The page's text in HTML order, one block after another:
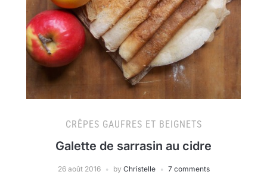
CRÊPES GAUFRES ET BEIGNETS
Galette de sarrasin au cidre
26 août 2016 by Christelle 7 comments